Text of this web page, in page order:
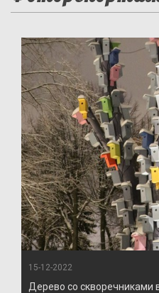
15-12-2022
Дерево со скворечниками